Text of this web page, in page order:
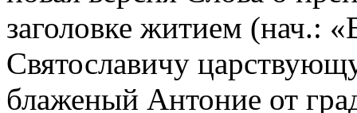
заголовке житием (нач.:
Святославичу
блаженый Антоние от